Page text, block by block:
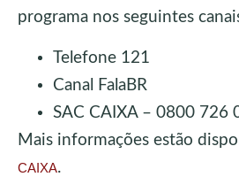
programa nos seguintes
Telefone 121
Canal FalaBR
SAC CAIXA – 0800 726
Mais informações estão
CAIXA.